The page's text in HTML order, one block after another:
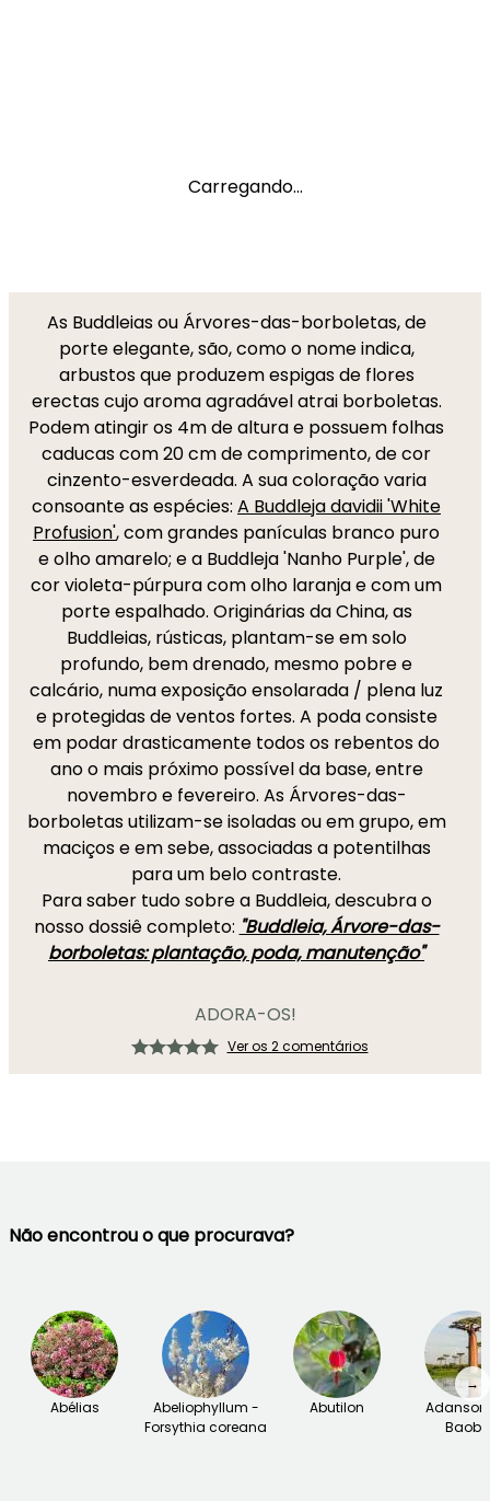
Carregando...
As Buddleias ou Árvores-das-borboletas, de
porte elegante, são, como o nome indica,
arbustos que produzem espigas de flores
erectas cujo aroma agradável atrai borboletas.
Podem atingir os 4m de altura e possuem folhas
caducas com 20 cm de comprimento, de cor
cinzento-esverdeada. A sua coloração varia
consoante as espécies: A Buddleja davidii 'White
Profusion', com grandes panículas branco puro
e olho amarelo; e a Buddleja 'Nanho Purple', de
cor violeta-púrpura com olho laranja e com um
porte espalhado. Originárias da China, as
Buddleias, rústicas, plantam-se em solo
profundo, bem drenado, mesmo pobre e
calcário, numa exposição ensolarada / plena luz
e protegidas de ventos fortes. A poda consiste
em podar drasticamente todos os rebentos do
ano o mais próximo possível da base, entre
novembro e fevereiro. As Árvores-das-
borboletas utilizam-se isoladas ou em grupo, em
maciços e em sebe, associadas a potentilhas
para um belo contraste.
Para saber tudo sobre a Buddleia, descubra o
nosso dossiê completo: "Buddleia, Árvore-das-
borboletas: plantação, poda, manutenção"
ADORA-OS!
Ver os 2 comentários
Não encontrou o que procurava?
Abélias
Abeliophyllum -
Forsythia coreana
Abutilon
Baobá
→